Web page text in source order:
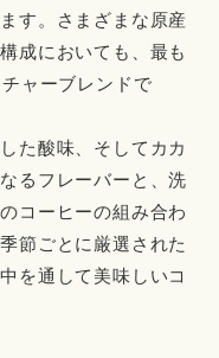
す。さまざまな原産
成においても、最も
ャーブレンドで
た酸味、そしてカカ
るフレーバーと、洗
コーヒーの組み合わ
節ごとに厳選された
を通して美味しいコ